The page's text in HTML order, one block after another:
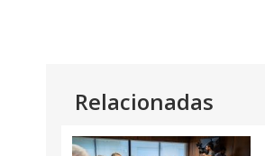
Relacionadas